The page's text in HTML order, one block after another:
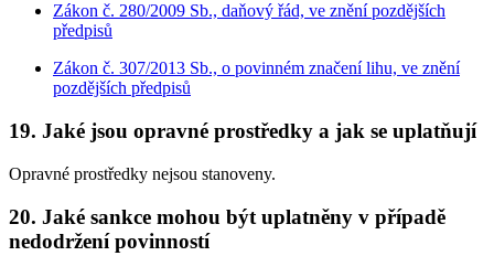
Zákon č. 280/2009 Sb., daňový řád, ve znění pozdějších
předpisů
Zákon č. 307/2013 Sb., o povinném značení lihu, ve znění
pozdějších předpisů
19. Jaké jsou opravné prostředky a jak se uplatňují
Opravné prostředky nejsou stanoveny.
20. Jaké sankce mohou být uplatněny v případě
nedodržení povinností